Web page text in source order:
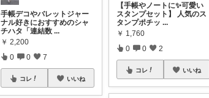
手帳デコやバレットジャー
ナル好きにおすすめのシャ
チハタ「連結数 ...
￥ 2,200
0 0 7
コレ いいね
【手帳やノートに✨可愛い
スタンプセット】 人気のス
タンプポチッ ...
￥ 1,760
0 0 2
コレ いいね